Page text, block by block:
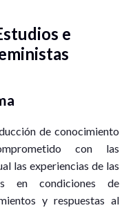
e
de conocimiento
con las
las experiencias de las
en condiciones de
y respuestas al